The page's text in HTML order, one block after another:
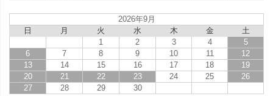
2026年9月
日
月 火 水 木 金
土
1
2 3 4
5
6
7 8 9 10 11
12
13
14 15 16 17 18
19
20
21 22 23 24 25
26
27
28 29 30